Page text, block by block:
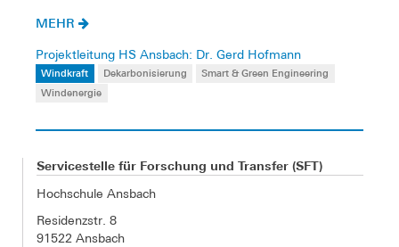
MEHR
Projektleitung HS Ansbach: Dr. Gerd Hofmann
Windkraft Dekarbonisierung
Smart & Green Engineering
Windenergie
Servicestelle für Forschung und Transfer (SFT)
Hochschule Ansbach
Residenzstr. 8
91522 Ansbach